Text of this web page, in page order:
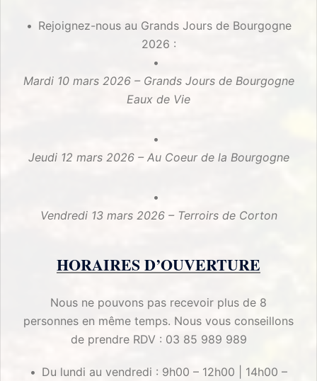
Rejoignez-nous au Grands Jours de Bourgogne
2026 :
Mardi 10 mars 2026 – Grands Jours de Bourgogne
Eaux de Vie
Jeudi 12 mars 2026 – Au Coeur de la Bourgogne
Vendredi 13 mars 2026 – Terroirs de Corton
HORAIRES D’OUVERTURE
Nous ne pouvons pas recevoir plus de 8
personnes en même temps. Nous vous conseillons
de prendre RDV : 03 85 989 989
Du lundi au vendredi : 9h00 – 12h00 | 14h00 –